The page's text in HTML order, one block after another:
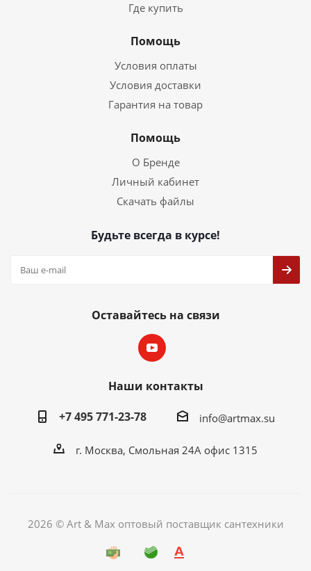
Где купить
Помощь
Условия оплаты
Условия доставки
Гарантия на товар
Помощь
О Бренде
Личный кабинет
Скачать файлы
Будьте всегда в курсе!
Оставайтесь на связи
Наши контакты
+7 495 771-23-78
info@artmax.su
г. Москва, Смольная 24А офис 1315
2026 © Art & Max оптовый поставщик сантехники